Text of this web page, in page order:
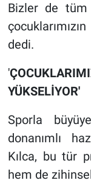
Bizler de tüm
dedi.
'
YÜKSELİYOR'
Sporla
donanımlı
Kılca, bu tür
hem de